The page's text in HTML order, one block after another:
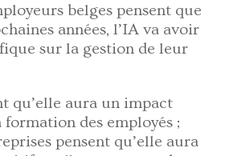
belges pensent que
années, l’IA va avoir
sur la gestion de leur
qu’elle aura un impact
des employés ;
pensent qu’elle aura